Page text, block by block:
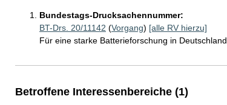
Bundestags-Drucksachennummer:
BT-Drs. 20/11142 (Vorgang) [alle RV hierzu]
Für eine starke Batterieforschung in Deutschland
Betroffene Interessenbereiche (1)